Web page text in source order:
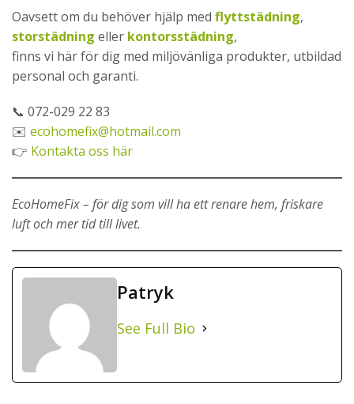
Oavsett om du behöver hjälp med flyttstädning,
storstädning eller kontorsstädning,
finns vi här för dig med miljövänliga produkter, utbildad
personal och garanti.
📞 072-029 22 83
✉️ ecohomefix@hotmail.com
👉 Kontakta oss här
EcoHomeFix – för dig som vill ha ett renare hem, friskare
luft och mer tid till livet.
Patryk
See Full Bio